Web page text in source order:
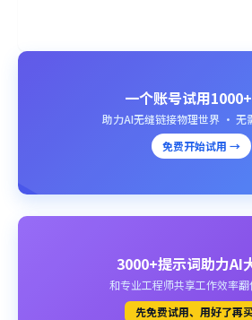
一个账号试用
助力AI无缝链接物理世界 · 无
免费开始试用 →
3000+提示词助力AI
和专业工程师共享工作效率
先免费试用、用好了再